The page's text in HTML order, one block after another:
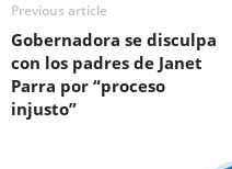
Previous article
Gobernadora se disculpa
con los padres de Janet
Parra por “proceso
injusto”